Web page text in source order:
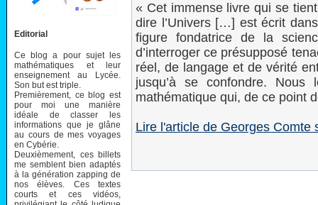
Editorial
Ce blog a pour sujet les
mathématiques et leur
enseignement au Lycée.
Son but est triple.
Premièrement, ce blog est
pour moi une manière
idéale de classer les
informations que je glâne
au cours de mes voyages
en Cybérie.
Deuxièmement, ces billets
me semblent bien adaptés
à la génération zapping de
nos élèves. Ces textes
courts et ces vidéos,
« Cet immense livre qui se
dire l’Univers […] est écrit
figure fondatrice de la
d’interroger ce présupposé
réel, de langage et de vérité
jusqu’à se confondre. Nous
mathématique qui, de ce point
Lire l'article de Georges Comte